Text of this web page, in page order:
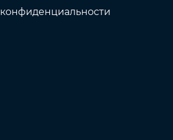
конфиденциальности